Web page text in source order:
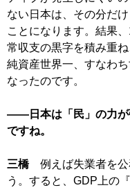
ない日本は、その分だ
ことになります。結果
常収支の黒字を積み重
純資産世界一、すなわ
なったのです。
――日本は「民」の力が
ですね。
三橋例えば失業者を公
う。すると、GDP上の